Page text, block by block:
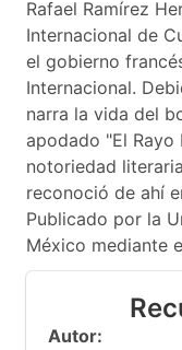
Rafael Ramírez
Internacional de
el gobierno
Internacional.
narra la vida del
apodado "El
notoriedad
reconoció de ahí
Publicado por la
México mediante
Autor: